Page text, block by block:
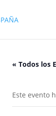
« Todos los
Este evento